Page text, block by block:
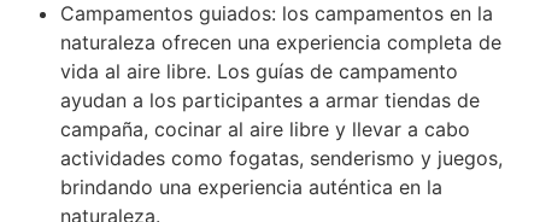
Campamentos guiados: los campamentos en la
naturaleza ofrecen una experiencia completa de
vida al aire libre. Los guías de campamento
ayudan a los participantes a armar tiendas de
campaña, cocinar al aire libre y llevar a cabo
actividades como fogatas, senderismo y juegos,
brindando una experiencia auténtica en la
naturaleza.